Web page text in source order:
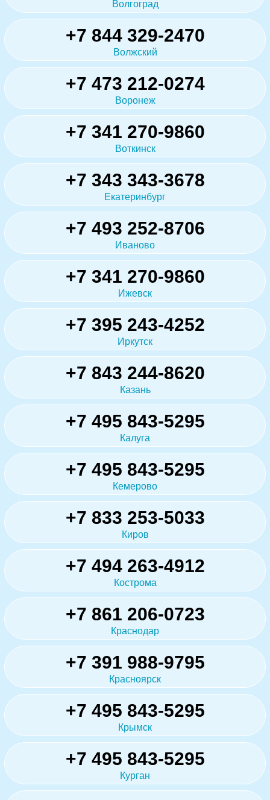
Волгоград
+7 844 329-2470
Волжский
+7 473 212-0274
Воронеж
+7 341 270-9860
Воткинск
+7 343 343-3678
Екатеринбург
+7 493 252-8706
Иваново
+7 341 270-9860
Ижевск
+7 395 243-4252
Иркутск
+7 843 244-8620
Казань
+7 495 843-5295
Калуга
+7 495 843-5295
Кемерово
+7 833 253-5033
Киров
+7 494 263-4912
Кострома
+7 861 206-0723
Краснодар
+7 391 988-9795
Красноярск
+7 495 843-5295
Крымск
+7 495 843-5295
Курган